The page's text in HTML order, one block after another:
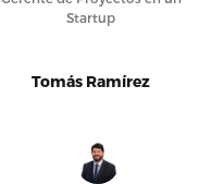
Startup
Tomás Ramírez